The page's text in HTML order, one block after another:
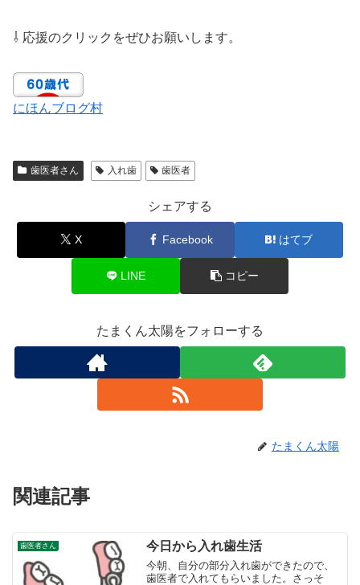
⇩ 応援のクリックをぜひお願いします。
にほんブログ村
歯医者さん 入れ歯 歯医者
シェアする
X Facebook はてブ
LINE コピー
たまくん太陽をフォローする
たまくん太陽
関連記事
歯医者さん 今日から入れ歯生活
今朝、自分の部分入れ歯ができたので、
歯医者で入れてもらいました。さっそ